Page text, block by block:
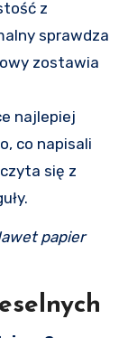
z
sprawdza
zostawia
najlepiej
co napisali
się z
papier